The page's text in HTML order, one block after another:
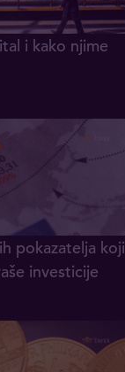
i kako njime
pokazatelja koji
investicije